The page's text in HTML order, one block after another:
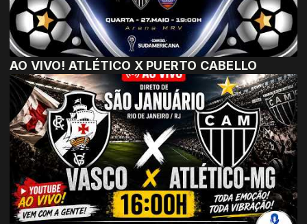
AO VIVO! ATLÉTICO X PUERTO CABELLO